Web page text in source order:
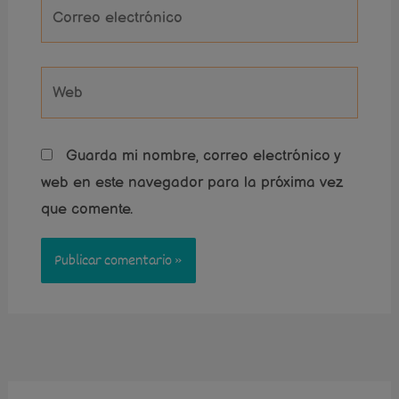
Guarda mi nombre, correo electrónico y
web en este navegador para la próxima vez
que comente.